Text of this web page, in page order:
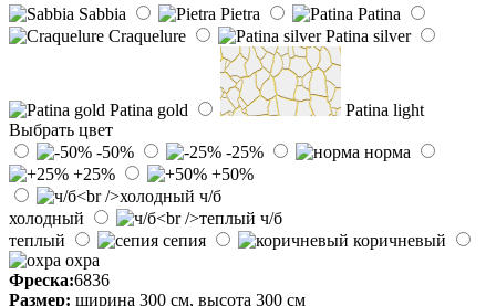
Sabbia
Pietra
Patina
Craquelure
Patina silver
Patina gold
Patina light
Выбрать цвет
-50%
-25%
норма
+25%
+50%
ч/б
холодный
ч/б
теплый
сепия
коричневый
охра
Фреска:6836
Размер: ширина 300 см, высота 300 см